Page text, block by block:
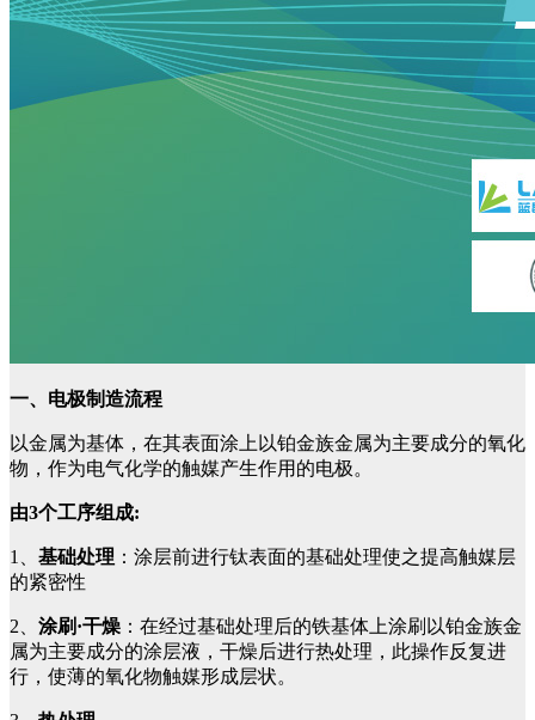
一、电极制造流程
以金属为基体，在其表面涂上以铂金族金属为主要成分的氧化
物，作为电气化学的触媒产生作用的电极。
由3个工序组成:
1、 基础处理 ：涂层前进行钛表面的基础处理使之提高触媒层
的紧密性
2、 涂刷·干燥 ：在经过基础处理后的铁基体上涂刷以铂金族金
属为主要成分的涂层液，干燥后进行热处理，此操作反复进
行，使薄的氧化物触媒形成层状。